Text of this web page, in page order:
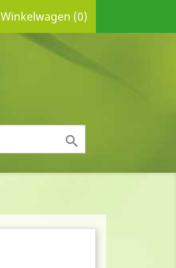
Winkelwagen (0)
